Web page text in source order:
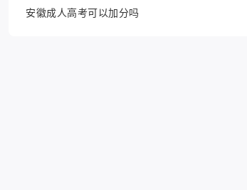
安徽成人高考可以加分吗